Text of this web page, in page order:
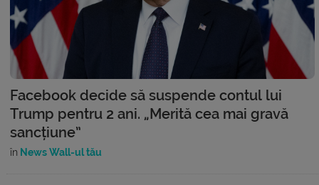
Facebook decide să suspende contul lui
Trump pentru 2 ani. „Merită cea mai gravă
sancțiune”
în News Wall-ul tău